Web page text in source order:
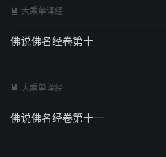
 大乘单译经
佛说佛名经卷第十
 大乘单译经
佛说佛名经卷第十一